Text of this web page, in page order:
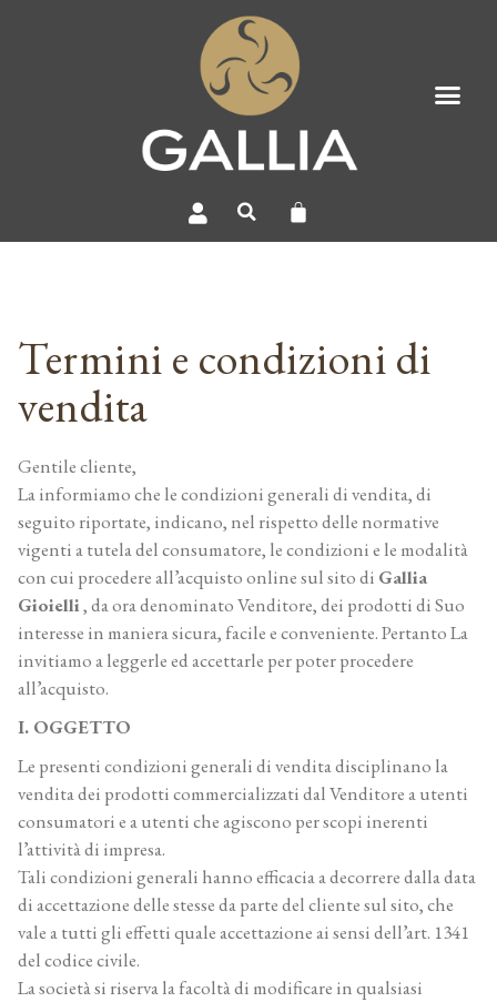
Termini e condizioni di
vendita
Gentile cliente,
La informiamo che le condizioni generali di vendita, di
seguito riportate, indicano, nel rispetto delle normative
vigenti a tutela del consumatore, le condizioni e le modalità
con cui procedere all’acquisto online sul sito di Gallia
Gioielli, da ora denominato Venditore, dei prodotti di Suo
interesse in maniera sicura, facile e conveniente. Pertanto La
invitiamo a leggerle ed accettarle per poter procedere
all’acquisto.
I. OGGETTO
Le presenti condizioni generali di vendita disciplinano la
vendita dei prodotti commercializzati dal Venditore a utenti
consumatori e a utenti che agiscono per scopi inerenti
l’attività di impresa.
Tali condizioni generali hanno efficacia a decorrere dalla data
di accettazione delle stesse da parte del cliente sul sito, che
vale a tutti gli effetti quale accettazione ai sensi dell’art. 1341
del codice civile.
La società si riserva la facoltà di modificare in qualsiasi